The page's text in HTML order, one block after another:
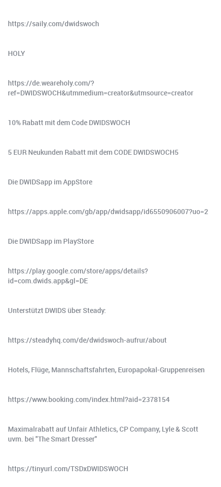
https://saily.com/dwidswoch
HOLY
https://de.weareholy.com/?
ref=DWIDSWOCH&utmmedium=creator&utmsource=creator
10% Rabatt mit dem Code DWIDSWOCH
5 EUR Neukunden Rabatt mit dem CODE DWIDSWOCH5
Die DWIDSapp im AppStore
https://apps.apple.com/gb/app/dwidsapp/id6550906007?uo=2
Die DWIDSapp im PlayStore
https://play.google.com/store/apps/details?
id=com.dwids.app&gl=DE
Unterstützt DWIDS über Steady:
https://steadyhq.com/de/dwidswoch-aufrur/about
Hotels, Flüge, Mannschaftsfahrten, Europapokal-Gruppenreisen
https://www.booking.com/index.html?aid=2378154
Maximalrabatt auf Unfair Athletics, CP Company, Lyle & Scott
uvm. bei "The Smart Dresser"
https://tinyurl.com/TSDxDWIDSWOCH